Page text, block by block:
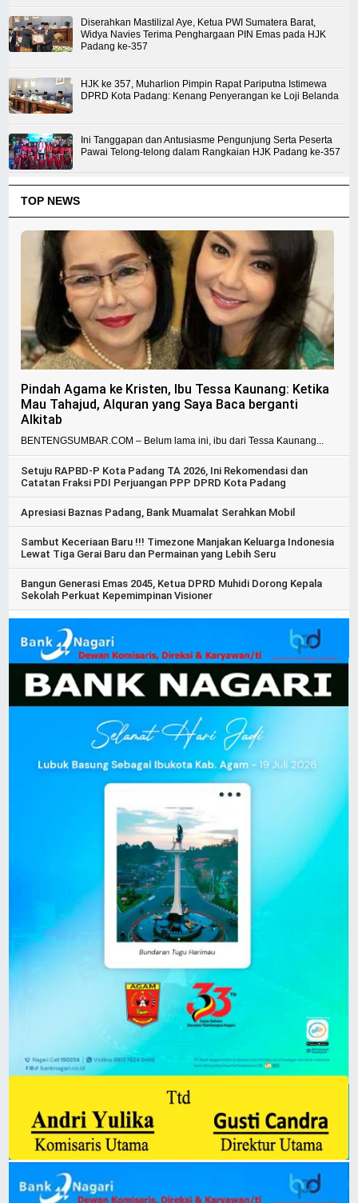
Diserahkan Mastilizal Aye, Ketua PWI Sumatera Barat,
Widya Navies Terima Penghargaan PIN Emas pada HJK
Padang ke-357
HJK ke 357, Muharlion Pimpin Rapat Pariputna Istimewa
DPRD Kota Padang: Kenang Penyerangan ke Loji Belanda
Ini Tanggapan dan Antusiasme Pengunjung Serta Peserta
Pawai Telong-telong dalam Rangkaian HJK Padang ke-357
TOP NEWS
Pindah Agama ke Kristen, Ibu Tessa Kaunang: Ketika
Mau Tahajud, Alquran yang Saya Baca berganti
Alkitab
BENTENGSUMBAR.COM – Belum lama ini, ibu dari Tessa Kaunang...
Setuju RAPBD-P Kota Padang TA 2026, Ini Rekomendasi dan
Catatan Fraksi PDI Perjuangan PPP DPRD Kota Padang
Apresiasi Baznas Padang, Bank Muamalat Serahkan Mobil
Sambut Keceriaan Baru !!! Timezone Manjakan Keluarga Indonesia
Lewat Tiga Gerai Baru dan Permainan yang Lebih Seru
Bangun Generasi Emas 2045, Ketua DPRD Muhidi Dorong Kepala
Sekolah Perkuat Kepemimpinan Visioner